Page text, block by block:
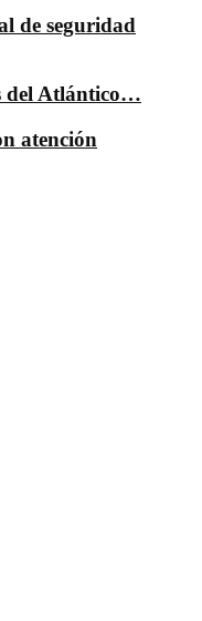
de seguridad
del Atlántico…
atención